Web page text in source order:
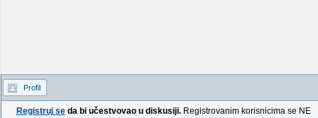
Profil
Registruj seda bi učestvovao u diskusiji.Registrovanim korisnicima se NE